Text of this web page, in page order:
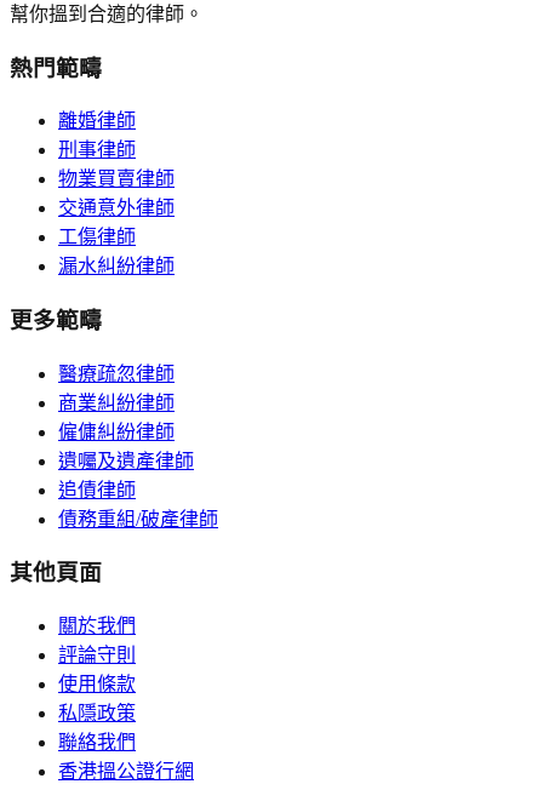
幫你搵到合適的律師。
熱門範疇
離婚律師
刑事律師
物業買賣律師
交通意外律師
工傷律師
漏水糾紛律師
更多範疇
醫療疏忽律師
商業糾紛律師
僱傭糾紛律師
遺囑及遺產律師
追債律師
債務重組/破產律師
其他頁面
關於我們
評論守則
使用條款
私隱政策
聯絡我們
香港搵公證行網